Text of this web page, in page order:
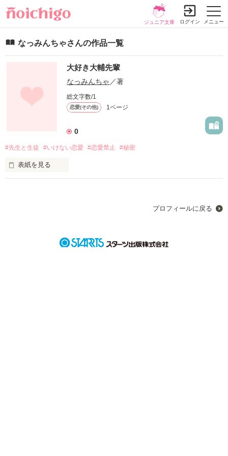
メニュー
ジュニア文庫 ログイン
なっみんちゃさんの作品一覧
大好き大輔先輩
なっみんちゃ ／著
総文字数/1
恋愛(その他) 1ページ
0
#先生と生徒 #いけない恋愛 #恋愛禁止 #秘密
表紙を見る
プロフィールに戻る